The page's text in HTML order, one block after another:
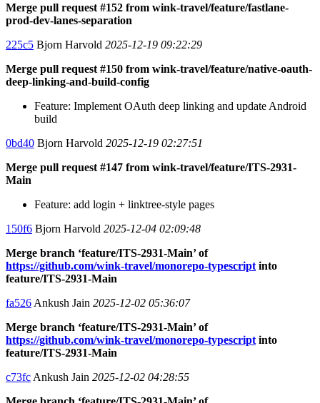
Merge pull request #152 from wink-travel/feature/fastlane-
prod-dev-lanes-separation
225c5 Bjorn Harvold 2025-12-19 09:22:29
Merge pull request #150 from wink-travel/feature/native-oauth-
deep-linking-and-build-config
Feature: Implement OAuth deep linking and update Android
build
0bd40 Bjorn Harvold 2025-12-19 02:27:51
Merge pull request #147 from wink-travel/feature/ITS-2931-
Main
Feature: add login + linktree-style pages
150f6 Bjorn Harvold 2025-12-04 02:09:48
Merge branch ‘feature/ITS-2931-Main’ of
https://github.com/wink-travel/monorepo-typescript into
feature/ITS-2931-Main
fa526 Ankush Jain 2025-12-02 05:36:07
Merge branch ‘feature/ITS-2931-Main’ of
https://github.com/wink-travel/monorepo-typescript into
feature/ITS-2931-Main
c73fc Ankush Jain 2025-12-02 04:28:55